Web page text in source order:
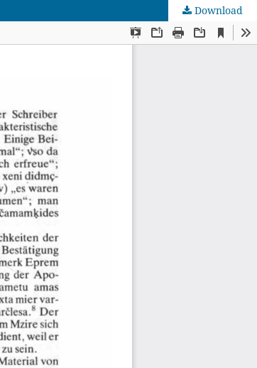
Download